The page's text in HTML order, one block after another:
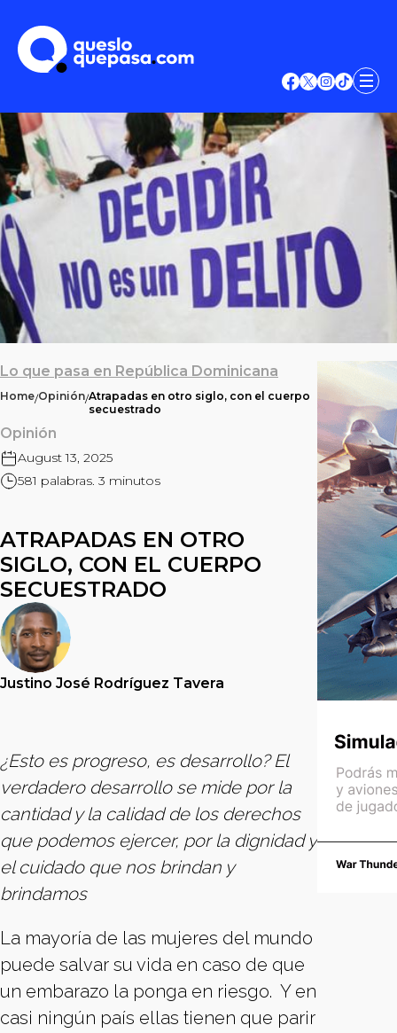
Lo que pasa en República Dominicana
Home/Opinión/Atrapadas en otro siglo, con el cuerpo
secuestrado
Opinión
August 13, 2025
581 palabras. 3 minutos
ATRAPADAS EN OTRO
SIGLO, CON EL CUERPO
SECUESTRADO
Justino José Rodríguez Tavera
¿Esto es progreso, es desarrollo? El
verdadero desarrollo se mide por la
cantidad y la calidad de los derechos
que podemos ejercer, por la dignidad y
el cuidado que nos brindan y
brindamos
La mayoría de las mujeres del mundo
puede salvar su vida en caso de que
un embarazo la ponga en riesgo. Y en
casi ningún país ellas tienen que parir